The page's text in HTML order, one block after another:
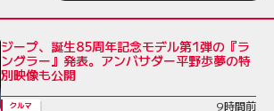
ジープ、誕生85周年記念モデル第1弾の『ラ
ングラー』発表。アンバサダー平野歩夢の特
別映像も公開
クルマ 9時間前